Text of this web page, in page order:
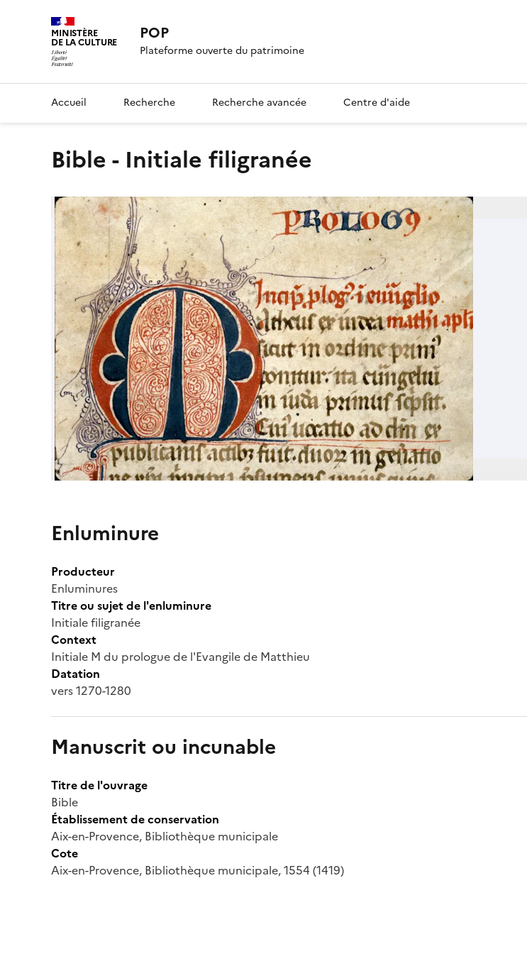
MINISTÈRE
DE LA CULTURE POP
Plateforme ouverte du patrimoine
Accueil Recherche Recherche avancée Centre d'aide
Bible - Initiale filigranée
Enluminure
Producteur
Enluminures
Titre ou sujet de l'enluminure
Initiale filigranée
Context
Initiale M du prologue de l'Evangile de Matthieu
Datation
vers 1270-1280
Manuscrit ou incunable
Titre de l'ouvrage
Bible
Établissement de conservation
Aix-en-Provence, Bibliothèque municipale
Cote
Aix-en-Provence, Bibliothèque municipale, 1554 (1419)